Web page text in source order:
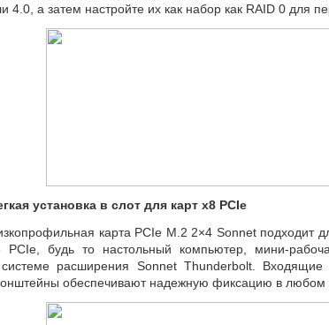
4.0 а затем настройте их как набор как RAID 0 для
установка в слот для карт x8 PCIe
карта PCIe M.2 2×4 Sonnet подходит
PCIe
будь то настольный компьютер мини-
расширения Sonnet Thunderbolt.
обеспечивают надежную фиксацию в любом